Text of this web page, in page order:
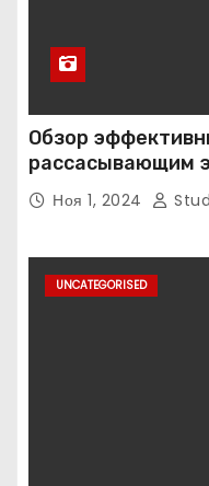
Обзор
рассасывающим
Ноя 1, 2024
UNCATEGORISED